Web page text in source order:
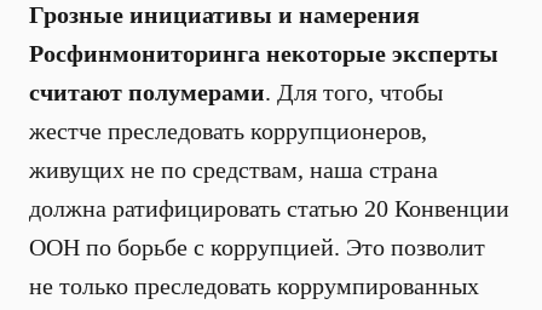
Грозные инициативы и намерения
Росфинмониторинга некоторые эксперты
считают полумерами. Для того, чтобы
жестче преследовать коррупционеров,
живущих не по средствам, наша страна
должна ратифицировать статью 20 Конвенции
ООН по борьбе с коррупцией. Это позволит
не только преследовать коррумпированных